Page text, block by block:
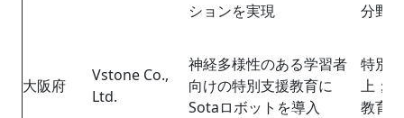
ションを実現
分野
大阪府
Vstone Co.,
Ltd.
神経多様性のある学習者
向けの特別支援教育に
Sotaロボットを導入
特別
上；
教育